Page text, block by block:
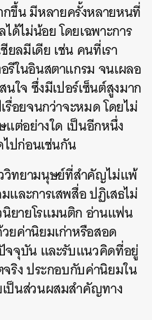
ขึ้น มีหลายครั้งหลายหนที่
ด้ไม่น้อย โดยเฉพาะการ
ยลมีเดีย เช่น คนที่เรา
รีในอินสตาแกรม จนเผลอ
ใจ ซึ่งมีเปอร์เซ็นต์สูงมาก
อยจนกว่าจะหมด โดยไม่
แต่อย่างใด เป็นอีกหนึ่ง
ไปก่อนเช่นกัน
วิทยามนุษย์ที่สำคัญไม่แพ้
ละการเสพสื่อ ปฏิเสธไม่
ยายโรแมนติก อ่านแฟน
ยค่านิยมเก่าหรือสอด
จจุบัน และรับแนวคิดที่อยู่
ริง ประกอบกับค่านิยมใน
ป็นส่วนผสมสำคัญทาง